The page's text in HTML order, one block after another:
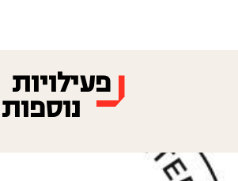
פעילויות
נוספות